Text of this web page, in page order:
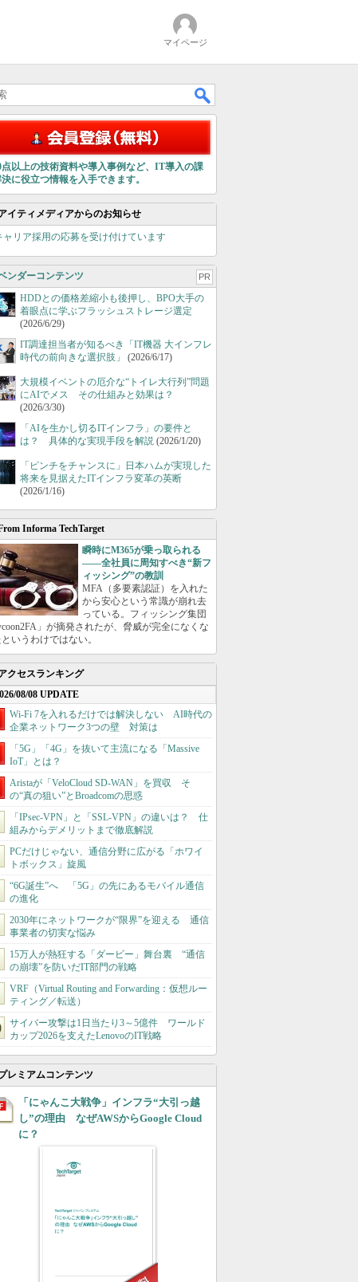
マイページ
点以上の技術資料や導入事例など、IT導入の課
に役立つ情報を入手できます。
イティメディアからのお知らせ
ャリア採用の応募を受け付けています
ンダーコンテンツ PR
HDDとの価格差縮小も後押し、BPO大手の
着眼点に学ぶフラッシュストレージ選定
(2026/6/29)
IT調達担当者が知るべき「IT機器 大インフレ
時代の前向きな選択肢」
(2026/6/17)
大規模イベントの厄介な“トイレ大行列”問題
にAIでメス その仕組みと効果は？
(2026/3/30)
「AIを生かし切るITインフラ」の要件と
は？ 具体的な実現手段を解説 (2026/1/20)
「ピンチをチャンスに」日本ハムが実現した
将来を見据えたITインフラ変革の英断
(2026/1/16)
Informa TechTarget
瞬時にM365が乗っ取られる
――全社員に周知すべき“新フ
ィッシング”の教訓
MFA（多要素認証）を入れた
から安心という常識が崩れ去
っている。フィッシング集団
」が摘発されたが、脅威が完全になくな
というわけではない。
クセスランキング
08/08 UPDATE
Wi-Fi 7を入れるだけでは解決しない AI時代の
企業ネットワーク3つの壁 対策は
「5G」「4G」を抜いて主流になる「Massive
IoT」とは？
Aristaが「VeloCloud SD-WAN」を買収 そ
の“真の狙い”とBroadcomの思惑
「IPsec-VPN」と「SSL-VPN」の違いは？ 仕
組みからデメリットまで徹底解説
PCだけじゃない、通信分野に広がる「ホワイ
トボックス」旋風
“6G誕生”へ 「5G」の先にあるモバイル通信
の進化
2030年にネットワークが“限界”を迎える 通信
事業者の切実な悩み
15万人が熱狂する「ダービー」舞台裏 “通信
の崩壊”を防いだIT部門の戦略
VRF（Virtual Routing and Forwarding：仮想ルー
ティング／転送）
サイバー攻撃は1日当たり3～5億件 ワールド
カップ2026を支えたLenovoのIT戦略
レミアムコンテンツ
「にゃんこ大戦争」インフラ“大引っ越
し”の理由 なぜAWSからGoogle Cloud
に？